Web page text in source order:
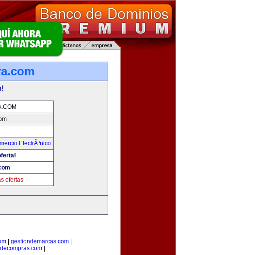
ElectrÃ³nico
ofertas
| gestiondemarcas.com|
|